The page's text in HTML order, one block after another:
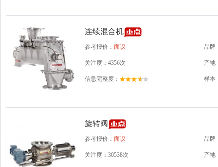
连续混合机
参考报价： 面议 品牌
关注度：4356次 产地
信息完整度： 样本
旋转阀
参考报价： 面议 品牌
关注度：30538次 产地